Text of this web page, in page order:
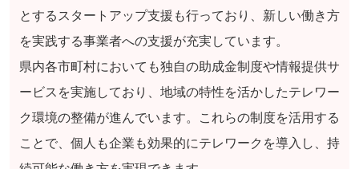
とするスタートアップ支援も行っており、新しい働き方
を実践する事業者への支援が充実しています。
県内各市町村においても独自の助成金制度や情報提供サ
ービスを実施しており、地域の特性を活かしたテレワー
ク環境の整備が進んでいます。これらの制度を活用する
ことで、個人も企業も効果的にテレワークを導入し、持